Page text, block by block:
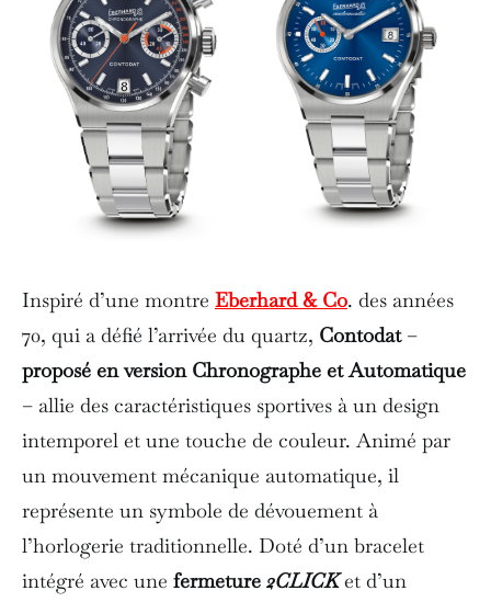
Inspiré d’une montre Eberhard & Co. des années
70, qui a défié l’arrivée du quartz, Contodat–
proposé en version Chronographe et Automatique
– allie des caractéristiques sportives à un design
intemporel et une touche de couleur. Animé par
un mouvement mécanique automatique, il
représente un symbole de dévouement à
l’horlogerie traditionnelle. Doté d’un bracelet
intégré avec une fermeture 2CLICKet d’un